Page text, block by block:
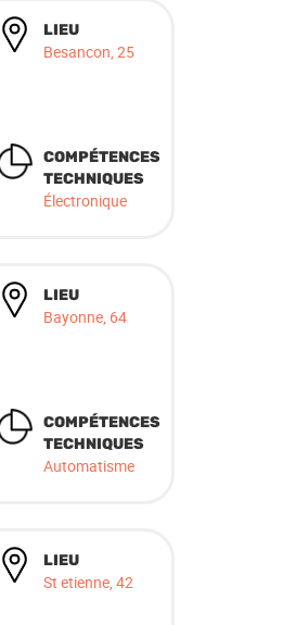
LIEU
Besancon, 25
COMPÉTENCES
TECHNIQUES
Électronique
LIEU
Bayonne, 64
COMPÉTENCES
TECHNIQUES
Automatisme
LIEU
St etienne, 42